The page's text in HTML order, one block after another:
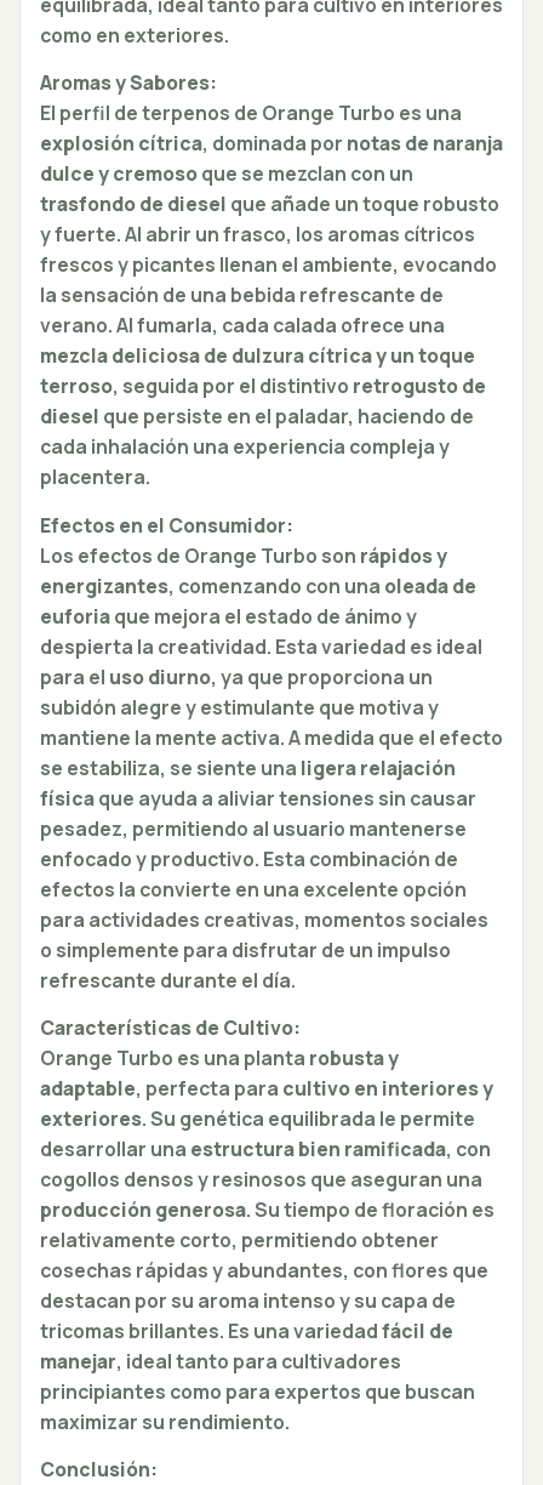
como en exteriores.
Aromas y Sabores:
El perfil de terpenos de Orange Turbo es una
explosión cítrica, dominada por notas de naranja
dulce y cremosoque se mezclan con un
trasfondo de diesel que añade un toque robusto
y fuerte. Al abrir un frasco, los aromas cítricos
frescos y picantes llenan el ambiente, evocando
la sensación de una bebida refrescante de
verano. Al fumarla, cada calada ofrece una
mezcla deliciosa de dulzura cítrica y un toque
terroso, seguida por el distintivo retrogusto de
diesel que persiste en el paladar, haciendo de
cada inhalación una experiencia compleja y
placentera.
Efectos en el Consumidor:
Los efectos de Orange Turbo son rápidos y
energizantes, comenzando con una oleada de
euforiaque mejora el estado de ánimo y
despierta la creatividad. Esta variedad es ideal
para el uso diurno, ya que proporciona un
subidón alegre y estimulante que motiva y
mantiene la mente activa. A medida que el efecto
se estabiliza, se siente una ligera relajación
físicaque ayuda a aliviar tensiones sin causar
pesadez, permitiendo al usuario mantenerse
enfocado y productivo. Esta combinación de
efectos la convierte en una excelente opción
para actividades creativas, momentos sociales
o simplemente para disfrutar de un impulso
refrescante durante el día.
Características de Cultivo:
Orange Turbo es una planta robusta y
adaptable, perfecta para cultivo en interiores y
exteriores. Su genética equilibrada le permite
desarrollar una estructura bien ramificada, con
cogollos densos y resinosos que aseguran una
producción generosa. Su tiempo de floración es
relativamente corto, permitiendo obtener
cosechas rápidas y abundantes, con flores que
destacan por su aroma intenso y su capa de
tricomas brillantes. Es una variedadfácil de
manejar, ideal tanto para cultivadores
principiantes como para expertos que buscan
maximizar su rendimiento.
Conclusión: